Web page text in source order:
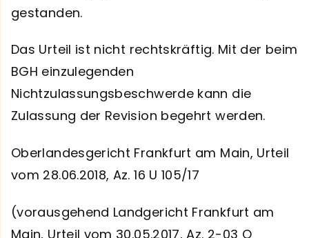
gestanden.
Das Urteil ist nicht rechtskräftig. Mit der beim
BGH einzulegenden
Nichtzulassungsbeschwerde kann die
Zulassung der Revision begehrt werden.
Oberlandesgericht Frankfurt am Main, Urteil
vom 28.06.2018, Az. 16 U 105/17
(vorausgehend Landgericht Frankfurt am
Main, Urteil vom 30.05.2017, Az. 2-03 O